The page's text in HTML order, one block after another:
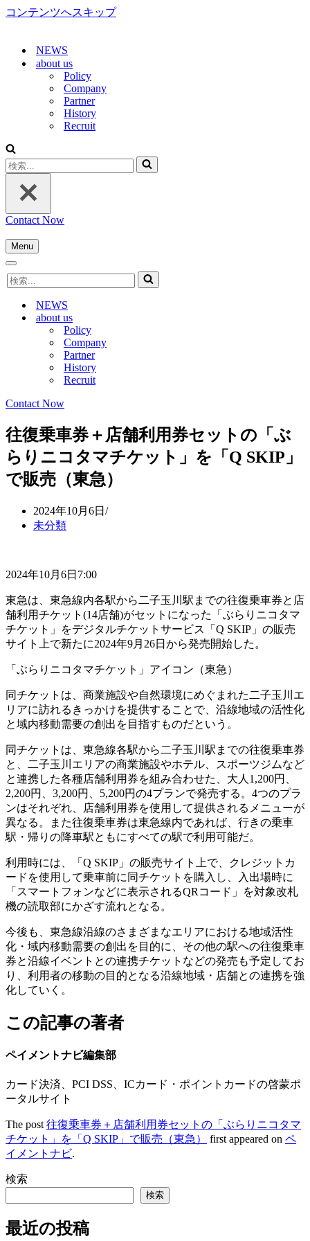
コンテンツへスキップ
NEWS
about us
Policy
Company
Partner
History
Recruit
検
索...
Contact Now
Menu
ナ
ゲ
シ
ョ
ナ
ビ
検
索...
NEWS
about us
Policy
Company
Partner
History
Recruit
Contact Now
往復乗車券＋店舗利用券セットの「ぶ
らりニコタマチケット」を「Q SKIP」
で販売（東急）
2024年10月6日
未分類
2024年10月6日7:00
東急は、東急線内各駅から二子玉川駅までの往復乗車券と店
舗利用チケット(14店舗)がセットになった「ぶらりニコタマ
チケット」をデジタルチケットサービス「Q SKIP」の販売
サイト上で新たに2024年9月26日から発売開始した。
「ぶらりニコタマチケット」アイコン（東急）
同チケットは、商業施設や自然環境にめぐまれた二子玉川エ
リアに訪れるきっかけを提供することで、沿線地域の活性化
と域内移動需要の創出を目指すものだという。
同チケットは、東急線各駅から二子玉川駅までの往復乗車券
と、二子玉川エリアの商業施設やホテル、スポーツジムなど
と連携した各種店舗利用券を組み合わせた、大人1,200円、
2,200円、3,200円、5,200円の4プランで発売する。4つのプラ
ンはそれぞれ、店舗利用券を使用して提供されるメニューが
異なる。また往復乗車券は東急線内であれば、行きの乗車
駅・帰りの降車駅ともにすべての駅で利用可能だ。
利用時には、「Q SKIP」の販売サイト上で、クレジットカ
ードを使用して乗車前に同チケットを購入し、入出場時に
「スマートフォンなどに表示されるQRコード」を対象改札
機の読取部にかざす流れとなる。
今後も、東急線沿線のさまざまなエリアにおける地域活性
化・域内移動需要の創出を目的に、その他の駅への往復乗車
券と沿線イベントとの連携チケットなどの発売も予定してお
り、利用者の移動の目的となる沿線地域・店舗との連携を強
化していく。
この記事の著者
ペイメントナビ編集部
カード決済、PCI DSS、ICカード・ポイントカードの啓蒙ポ
ータルサイト
The post 往復乗車券＋店舗利用券セットの「ぶらりニコタマ
チケット」を「Q SKIP」で販売（東急）
first appeared on ペ
イメントナビ.
検索
検索
最近の投稿